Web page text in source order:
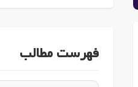
فهرست مطالب